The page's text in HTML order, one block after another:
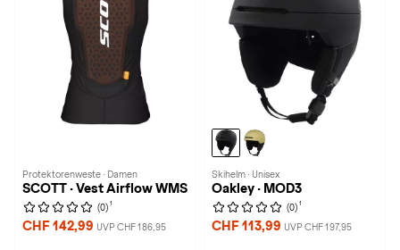
Protektorenweste · Damen
SCOTT · Vest Airflow WMS
(0) 1
CHF 142,99 UVP CHF 186,95
Skihelm · Unisex
Oakley · MOD3
(0) 1
CHF 113,99 UVP CHF 197,95